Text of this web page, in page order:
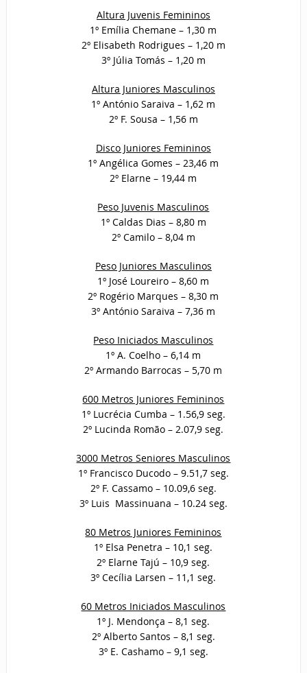
Altura Juvenis Femininos
1º Emília Chemane – 1,30 m
2º Elisabeth Rodrigues – 1,20 m
3º Júlia Tomás – 1,20 m
Altura Juniores Masculinos
1º António Saraiva – 1,62 m
2º F. Sousa – 1,56 m
Disco Juniores Femininos
1º Angélica Gomes – 23,46 m
2º Elarne – 19,44 m
Peso Juvenis Masculinos
1º Caldas Dias – 8,80 m
2º Camilo – 8,04 m
Peso Juniores Masculinos
1º José Loureiro – 8,60 m
2º Rogério Marques – 8,30 m
3º António Saraiva – 7,36 m
Peso Iniciados Masculinos
1º A. Coelho – 6,14 m
2º Armando Barrocas – 5,70 m
600 Metros Juniores Femininos
1º Lucrécia Cumba – 1.56,9 seg.
2º Lucinda Romão – 2.07,9 seg.
3000 Metros Seniores Masculinos
1º Francisco Ducodo – 9.51,7 seg.
2º F. Cassamo – 10.09,6 seg.
3º Luis Massinuana – 10.24 seg.
80 Metros Juniores Femininos
1º Elsa Penetra – 10,1 seg.
2º Elarne Tajú – 10,9 seg.
3º Cecília Larsen – 11,1 seg.
60 Metros Iniciados Masculinos
1º J. Mendonça – 8,1 seg.
2º Alberto Santos – 8,1 seg.
3º E. Cashamo – 9,1 seg.